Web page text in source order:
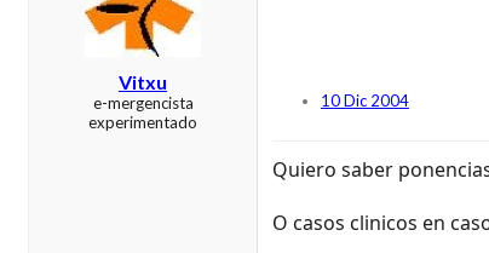
Vitxu
e-mergencista
experimentado
10 Dic 2004
Quiero saber
O casos clinicos en